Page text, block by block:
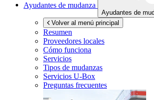
Ayudantes de mudanza
Ayudantes de
Volver al menú principal
Resumen
Proveedores locales
Cómo funciona
Servicios
Tipos de mudanzas
Servicios U-Box
Preguntas frecuentes